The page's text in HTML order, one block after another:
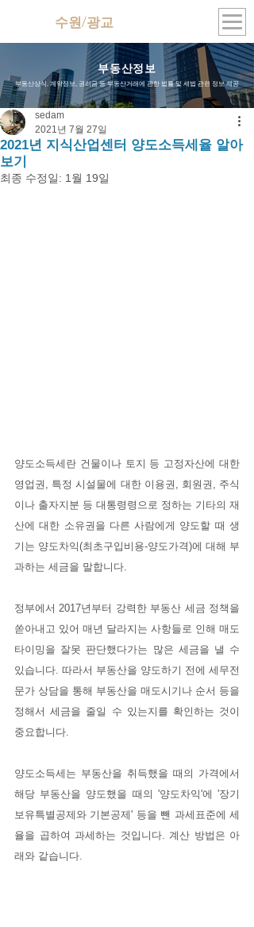
수원/광교
부동산정보
부동산상식, 계약정보, 권리금 등 부동산거래에 관한 법률 및 세법 관련 정보 제공
2021년 지식산업센터 양도소득세율 알아
보기
sedam
2021년 7월 27일
최종 수정일: 1월 19일
양도소득세란 건물이나 토지 등 고정자산에 대한
영업권, 특정 시설물에 대한 이용권, 회원권, 주식
이나 출자지분 등 대통령령으로 정하는 기타의 재
산에 대한 소유권을 다른 사람에게 양도할 때 생
기는 양도차익(최초구입비용-양도가격)에 대해 부
과하는 세금을 말합니다.
정부에서 2017년부터 강력한 부동산 세금 정책을
쏟아내고 있어 매년 달라지는 사항들로 인해 매도
타이밍을 잘못 판단했다가는 많은 세금을 낼 수
있습니다. 따라서 부동산을 양도하기 전에 세무전
문가 상담을 통해 부동산을 매도시기나 순서 등을
정해서 세금을 줄일 수 있는지를 확인하는 것이
중요합니다.
양도소득세는 부동산을 취득했을 때의 가격에서
해당 부동산을 양도했을 때의 '양도차익'에 '장기
보유특별공제와 기본공제' 등을 뺀 과세표준에 세
율을 곱하여 과세하는 것입니다. 계산 방법은 아
래와 같습니다.